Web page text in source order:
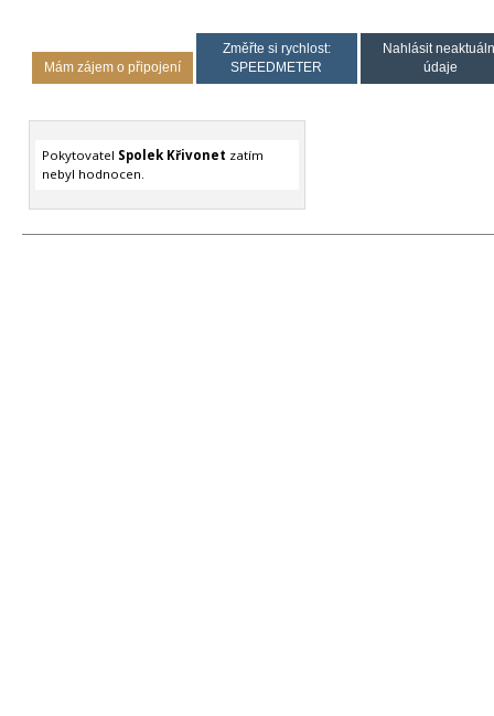
Mám zájem o připojení
Změřte si rychlost:
SPEEDMETER
Nahlásit
údaje
Pokytovatel Spolek Křivonet zatím
nebyl hodnocen.